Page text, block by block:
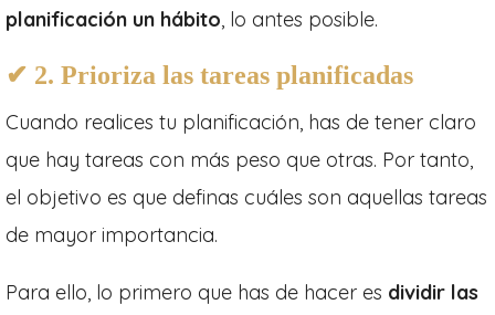
planificación un hábito, lo antes posible.
✔ 2. Prioriza las tareas planificadas
Cuando realices tu planificación, has de tener claro
que hay tareas con más peso que otras. Por tanto,
el objetivo es que definas cuáles son aquellas tareas
de mayor importancia.
Para ello, lo primero que has de hacer es dividir las